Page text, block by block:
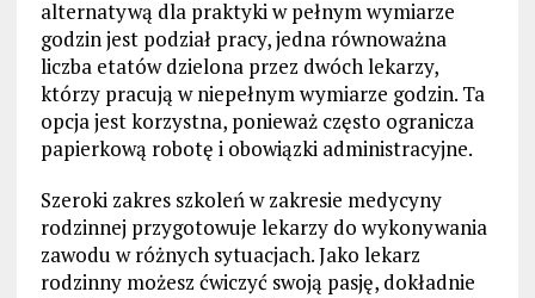
alternatywą dla praktyki w pełnym wymiarze
godzin jest podział pracy, jedna równoważna
liczba etatów dzielona przez dwóch lekarzy,
którzy pracują w niepełnym wymiarze godzin. Ta
opcja jest korzystna, ponieważ często ogranicza
papierkową robotę i obowiązki administracyjne.
Szeroki zakres szkoleń w zakresie medycyny
rodzinnej przygotowuje lekarzy do wykonywania
zawodu w różnych sytuacjach. Jako lekarz
rodzinny możesz ćwiczyć swoją pasję, dokładnie